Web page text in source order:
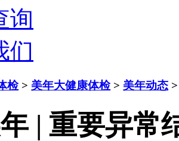
询
们
检> 美年大健康体检> 美年动态 >
| 重要异常